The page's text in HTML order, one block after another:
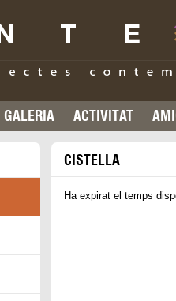
GALERIA ACTIVITAT
CISTELLA
Ha expirat el temps